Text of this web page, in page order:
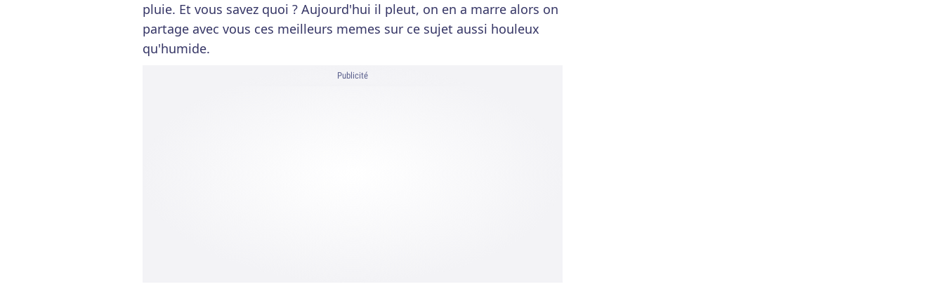
pluie. Et vous savez quoi ? Aujourd'hui il pleut, on en a marre alors on
partage avec vous ces meilleurs memes sur ce sujet aussi houleux
qu'humide.
Publicité